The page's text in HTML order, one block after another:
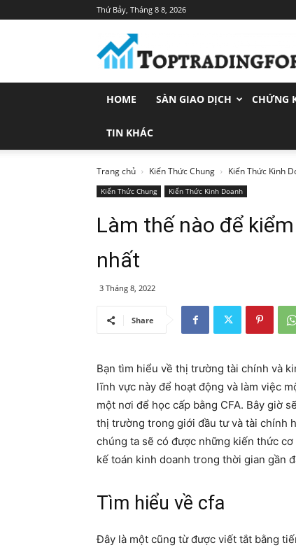
Thứ Bảy, Tháng 8 8, 2026
Trang
Tin
Tức
Đầu
HOME SÀN GIAO DỊCH CHỨNG
TIN KHÁC
Trang chủ Kiến Thức Chung Kiến Thức Kinh
Kiến Thức Chung Kiến Thức Kinh Doanh
Làm thế nào để
nhất
3 Tháng 8, 2022
Share
Bạn tìm hiểu về thị trường tài chính và
lĩnh vực này để hoạt động và làm việc
một nơi để học cấp bằng CFA. Bây giờ
thị trường trong giới đầu tư và tài chính
chúng ta sẽ có được những kiến thức
kế toán kinh doanh trong thời gian gần
Tìm hiểu về cfa
Đây là một cũng từ được viết tắt bằng